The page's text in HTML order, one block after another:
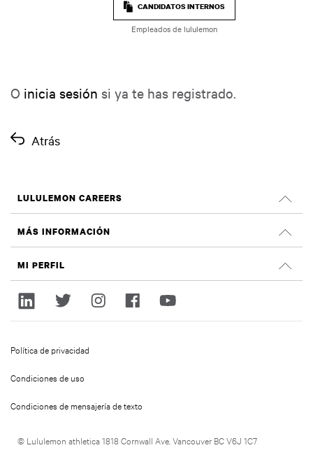
CANDIDATOS INTERNOS
Empleados de lululemon
O inicia sesión si ya te has registrado.
Atrás
LULULEMON CAREERS
Oportunidades profesionales
OFERTAS DE EMPLEO
MÁS INFORMACIÓN
Sostenibilidad e impacto social
lululemon.com
MI PERFIL
Iniciar sesión
© Lululemon athletica 1818 Cornwall Ave, Vancouver BC V6J 1C7
Política de privacidad
Condiciones de uso
Condiciones de mensajería de texto